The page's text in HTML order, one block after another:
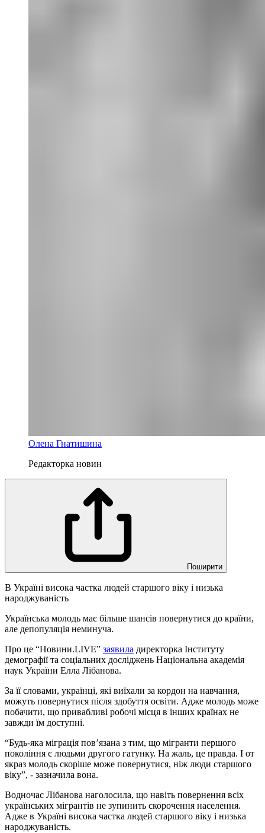
Олена Гнатишина
Редакторка новин
Поширити
В Україні висока частка людей старшого віку і низька
народжуваність
Українська молодь має більше шансів повернутися до країни,
але депопуляція неминуча.
Про це “Новини.LIVE” заявила директорка Інституту
демографії та соціальних досліджень Національна академія
наук України Елла Лібанова.
За її словами, українці, які виїхали за кордон на навчання,
можуть повернутися після здобуття освіти. Адже молодь може
побачити, що привабливі робочі місця в інших країнах не
завжди їм доступні.
“Будь-яка міграція пов’язана з тим, що мігранти першого
покоління є людьми другого гатунку. На жаль, це правда. І от
якраз молодь скоріше може повернутися, ніж люди старшого
віку”, - зазначила вона.
Водночас Лібанова наголосила, що навіть повернення всіх
українських мігрантів не зупинить скорочення населення.
Адже в Україні висока частка людей старшого віку і низька
народжуваність.